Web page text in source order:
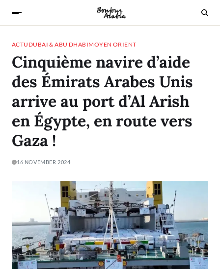
ACTU DUBAI & ABU DHABIMOYEN ORIENT
Cinquième navire d’aide
des Émirats Arabes Unis
arrive au port d’Al Arish
en Égypte, en route vers
Gaza !
16 NOVEMBER 2024